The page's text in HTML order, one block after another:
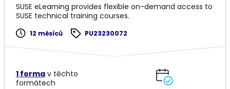
SUSE eLearning provides flexible on-demand access to
SUSE technical training courses.
12 měsíců PU23230072
1 formav těchto
formátech